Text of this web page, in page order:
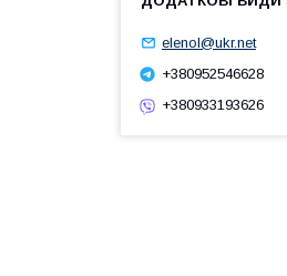
elenol@ukr.net
+380952546628
+380933193626